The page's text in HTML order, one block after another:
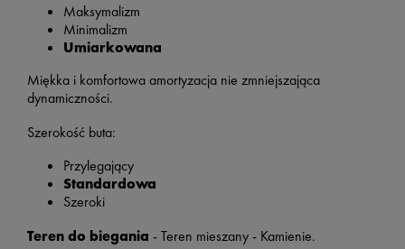
Maksymalizm
Minimalizm
Umiarkowana
Miękka i komfortowa amortyzacja nie zmniejszająca
dynamiczności.
Szerokość buta:
Przylegający
Standardowa
Szeroki
Teren do biegania - Teren mieszany - Kamienie.